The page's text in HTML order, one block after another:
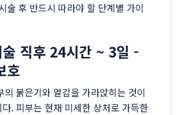
술 후 반드시 따라야 할 단계별 가이
직후 24시간 ~ 3일 -
호
의 붉은기와 열감을 가라앉히는 것이
. 피부는 현재 미세한 상처로 가득한